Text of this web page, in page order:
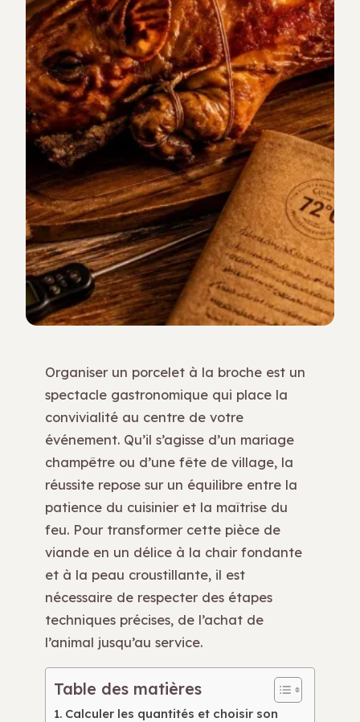
Organiser un porcelet à la broche est un
spectacle gastronomique qui place la
convivialité au centre de votre
événement. Qu’il s’agisse d’un mariage
champêtre ou d’une fête de village, la
réussite repose sur un équilibre entre la
patience du cuisinier et la maîtrise du
feu. Pour transformer cette pièce de
viande en un délice à la chair fondante
et à la peau croustillante, il est
nécessaire de respecter des étapes
techniques précises, de l’achat de
l’animal jusqu’au service.
Table des matières
Calculer les quantités et choisir son